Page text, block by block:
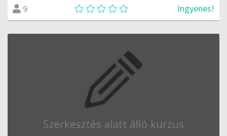
9 Ingyenes!